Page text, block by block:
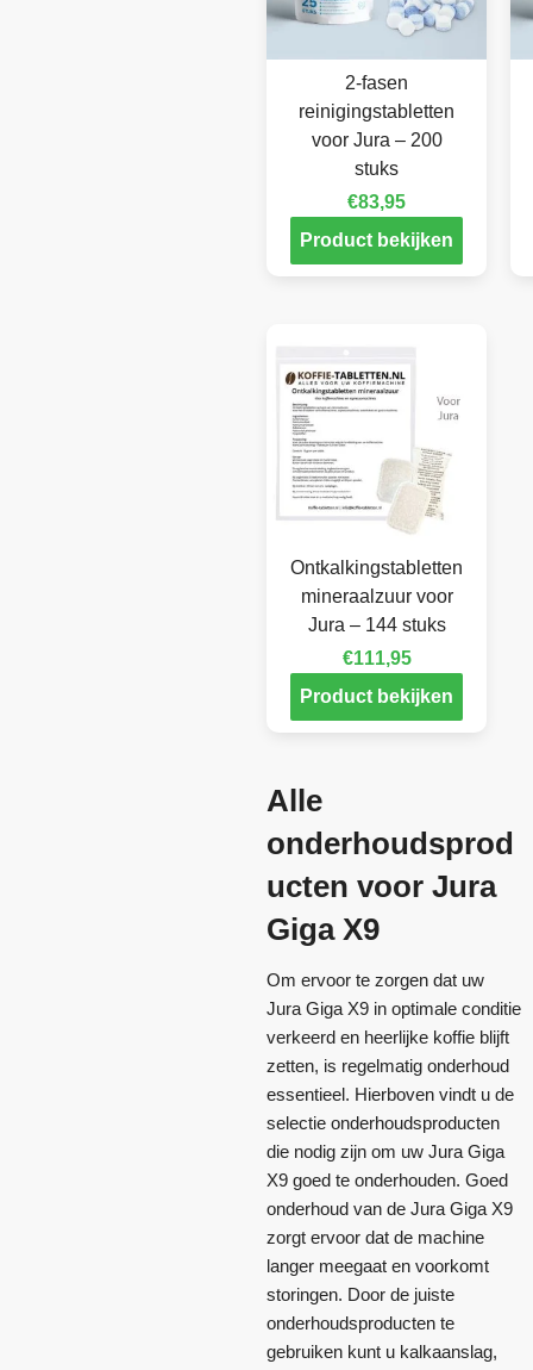
2-fasen
reinigingstabletten
voor Jura – 200
stuks
€83,95
Product bekijken
Ontkalkingstabletten
mineraalzuur voor
Jura – 144 stuks
€111,95
Product bekijken
Alle
onderhoudsprod
ucten voor Jura
Giga X9
Om ervoor te zorgen dat uw
Jura Giga X9 in optimale conditie
verkeerd en heerlijke koffie blijft
zetten, is regelmatig onderhoud
essentieel. Hierboven vindt u de
selectie onderhoudsproducten
die nodig zijn om uw Jura Giga
X9 goed te onderhouden. Goed
onderhoud van de Jura Giga X9
zorgt ervoor dat de machine
langer meegaat en voorkomt
storingen. Door de juiste
onderhoudsproducten te
gebruiken kunt u kalkaanslag,